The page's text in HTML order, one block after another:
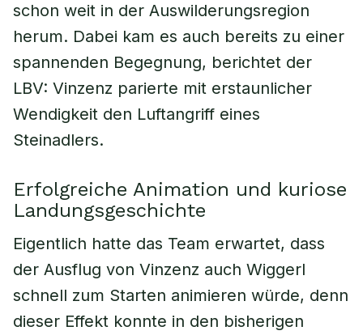
schon weit in der Auswilderungsregion
herum. Dabei kam es auch bereits zu einer
spannenden Begegnung, berichtet der
LBV: Vinzenz parierte mit erstaunlicher
Wendigkeit den Luftangriff eines
Steinadlers.
Erfolgreiche Animation und kuriose
Landungsgeschichte
Eigentlich hatte das Team erwartet, dass
der Ausflug von Vinzenz auch Wiggerl
schnell zum Starten animieren würde, denn
dieser Effekt konnte in den bisherigen